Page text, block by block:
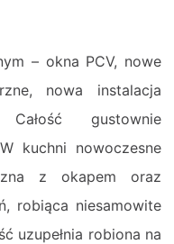
– okna PCV, nowe
nowa instalacja
gustownie
kuchni nowoczesne
z okapem oraz
robiąca niesamowite
uzupełnia robiona na